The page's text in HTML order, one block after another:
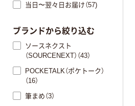
当日〜翌々日お届け（57)
ブランドから絞り込む
ソースネクスト
（SOURCENEXT）（43）
POCKETALK（ポケトーク）
（16）
筆まめ（3）